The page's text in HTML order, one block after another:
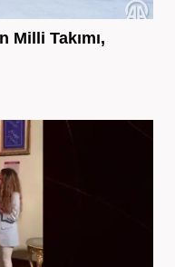
Milli Takımı,